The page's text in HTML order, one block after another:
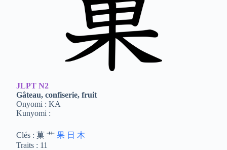
JLPT N2
Gâteau, confiserie, fruit
Onyomi : KA
Kunyomi :
Clés : 菓 艹果 日 木
Traits : 11